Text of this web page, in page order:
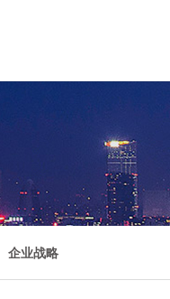
企业战略